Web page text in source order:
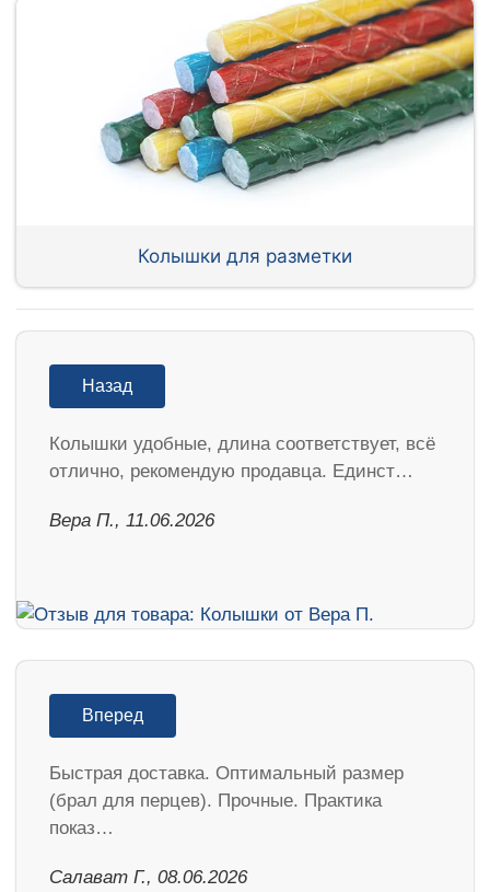
Колышки для разметки
Назад
Колышки удобные, длина соответствует, всё
отлично, рекомендую продавца. Единст…
Вера П., 11.06.2026
Вперед
Быстрая доставка. Оптимальный размер
(брал для перцев). Прочные. Практика
показ…
Салават Г., 08.06.2026